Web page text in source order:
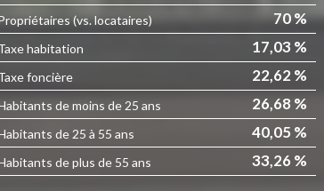
(vs. locataires) 70 %
habitation 17,03 %
foncière 22,62 %
de moins de 25 ans 26,68 %
de 25 à 55 ans 40,05 %
de plus de 55 ans 33,26 %